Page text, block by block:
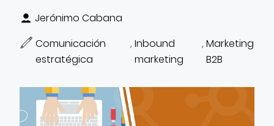
EMPLEO
CONTACTO
Jerónimo Cabana
Comunicación
estratégica
,Inbound
marketing
, Marketing
B2B